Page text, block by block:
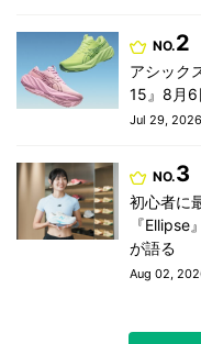
NO.2
アシック
15』8月6
Jul 29,
NO.3
初心者に
『
が語る
Aug 02,